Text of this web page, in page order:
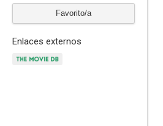
Favorito/a
Enlaces externos